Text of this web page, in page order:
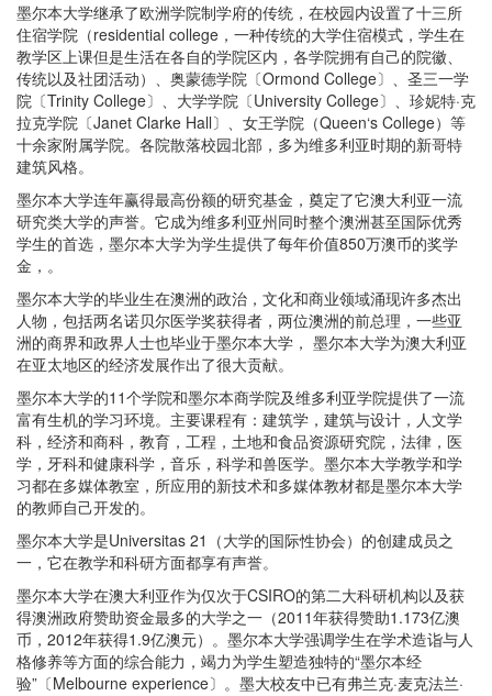
墨尔本大学继承了欧洲学院制学府的传统，在校园内设置了十三所
住宿学院（residential college，一种传统的大学住宿模式，学生在
教学区上课但是生活在各自的学院区内，各学院拥有自己的院徽、
传统以及社团活动）、奥蒙德学院〔Ormond College〕、圣三一学
院〔Trinity College〕、大学学院〔University College〕、珍妮特·克
拉克学院〔Janet Clarke Hall〕、女王学院（Queen‘s College）等
十余家附属学院。各院散落校园北部，多为维多利亚时期的新哥特
建筑风格。
墨尔本大学连年赢得最高份额的研究基金，奠定了它澳大利亚一流
研究类大学的声誉。它成为维多利亚州同时整个澳洲甚至国际优秀
学生的首选，墨尔本大学为学生提供了每年价值850万澳币的奖学
金，。
墨尔本大学的毕业生在澳洲的政治，文化和商业领域涌现许多杰出
人物，包括两名诺贝尔医学奖获得者，两位澳洲的前总理，一些亚
洲的商界和政界人士也毕业于墨尔本大学， 墨尔本大学为澳大利亚
在亚太地区的经济发展作出了很大贡献。
墨尔本大学的11个学院和墨尔本商学院及维多利亚学院提供了一流
富有生机的学习环境。主要课程有：建筑学，建筑与设计，人文学
科，经济和商科，教育，工程，土地和食品资源研究院，法律，医
学，牙科和健康科学，音乐，科学和兽医学。墨尔本大学教学和学
习都在多媒体教室，所应用的新技术和多媒体教材都是墨尔本大学
的教师自己开发的。
墨尔本大学是Universitas 21（大学的国际性协会）的创建成员之
一，它在教学和科研方面都享有声誉。
墨尔本大学在澳大利亚作为仅次于CSIRO的第二大科研机构以及获
得澳洲政府赞助资金最多的大学之一（2011年获得赞助1.173亿澳
币，2012年获得1.9亿澳元）。墨尔本大学强调学生在学术造诣与人
格修养等方面的综合能力，竭力为学生塑造独特的“墨尔本经
验”〔Melbourne experience〕。墨大校友中已有弗兰克·麦克法兰·